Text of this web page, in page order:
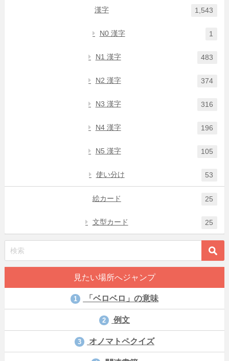
漢字 1,543
N0 漢字 1
N1 漢字 483
N2 漢字 374
N3 漢字 316
N4 漢字 196
N5 漢字 105
使い分け 53
絵カード 25
文型カード 25
見たい場所へジャンプ
1 「ベロベロ」の意味
2 例文
3 オノマトペクイズ